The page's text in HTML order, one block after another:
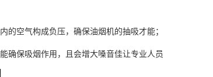
空气构成负压，确保油烟机的抽吸才能；
保吸烟作用，且会增大嗓音佳让专业人员